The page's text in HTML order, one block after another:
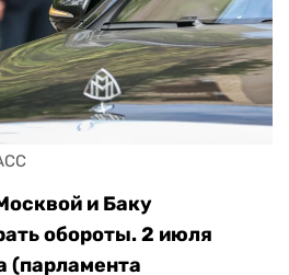
и Баку
обороты. 2 июля
(парламента